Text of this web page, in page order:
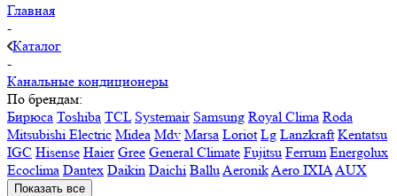
Главная
-
Каталог
-
Канальные кондиционеры
По брендам:
Бирюса Toshiba TCL Systemair Samsung Royal Clima Roda
Mitsubishi Electric Midea Mdv Marsa Loriot Lg Lanzkraft Kentatsu
IGC Hisense Haier Gree General Climate Fujitsu Ferrum Energolux
Ecoclima Dantex Daikin Daichi BalluAeronikAero IXIAAUX
Показать все